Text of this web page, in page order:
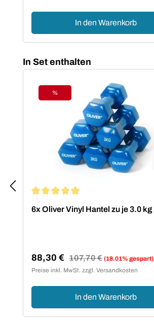
In den Warenkorb
Produktgalerie überspringen
In Set enthalten
Rabatt
%
6x Oliver Vinyl Hantel zu je 3.0 kg
Verkaufspreis:
88,30 € Regulärer Preis:
107,70 € (18.01% gespart)
Preise inkl. MwSt. zzgl. Versandkosten
In den Warenkorb